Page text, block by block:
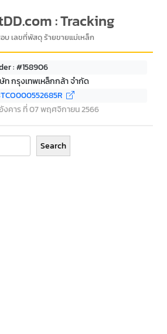
: Tracking
บ เลขที่พัสดุ ร้ายขายแม่เหล็ก
: #158906
ท กรุงเทพเหล็กกล้า จำกัด
งคาร ที่ 07 พฤศจิกายน 2566
Search